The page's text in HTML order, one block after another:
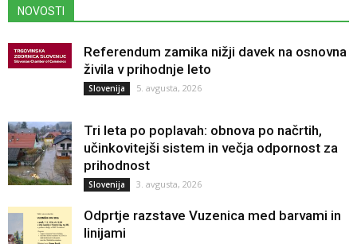
NOVOSTI
Referendum zamika nižji davek na osnovna
živila v prihodnje leto
Slovenija 5. avgusta, 2026
Tri leta po poplavah: obnova po načrtih,
učinkovitejši sistem in večja odpornost za
prihodnost
Slovenija 3. avgusta, 2026
Odprtje razstave Vuzenica med barvami in
linijami